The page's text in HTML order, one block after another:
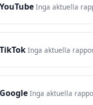
YouTube Inga aktuella
TikTok Inga aktuella
Google Inga aktuella